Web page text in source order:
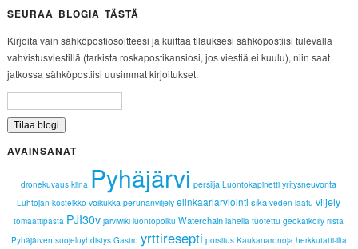
SEURAA BLOGIA TÄSTÄ
Kirjoita vain sähköpostiosoitteesi ja kuittaa tilauksesi sähköpostiisi tulevalla
vahvistusviestillä (tarkista roskapostikansiosi, jos viestiä ei kuulu), niin saat
jatkossa sähköpostiisi uusimmat kirjoitukset.
AVAINSANAT
dronekuvaus kiina Pyhäjärvi persilja Luontokapinetti yritysneuvonta
Luhtojan kosteikko voikukka perunanviljely elinkaariarviointi sika veden laatu viljely
tomaattipasta PJI30v järviwiki luontopolku Waterchain lähellä tuotettu geokätköily riista
Pyhäjärven suojeluyhdistys Gastro yrttiresepti porsitus Kaukanaronoja herkkutatti-ilta